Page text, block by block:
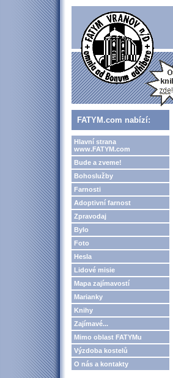
FATYM.com nabízí:
Hlavní strana
www.FATYM.com
Bude a zveme!
Bohoslužby
Farnosti
Adoptivní farnost
Zpravodaj
Bylo
Foto
Hesla
Lidové misie
Mapa zajímavostí
Marianky
Knihy
Zajímavé...
Mimo oblast FATYMu
Výzdoba kostelů
O nás a kontakty